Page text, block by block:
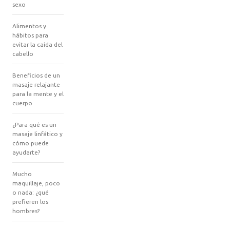
sexo
Alimentos y
hábitos para
evitar la caída del
cabello
Beneficios de un
masaje relajante
para la mente y el
cuerpo
¿Para qué es un
masaje linfático y
cómo puede
ayudarte?
Mucho
maquillaje, poco
o nada: ¿qué
prefieren los
hombres?